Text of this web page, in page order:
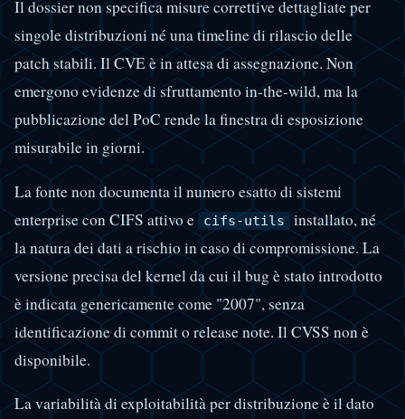
Il dossier non specifica misure correttive dettagliate per
singole distribuzioni né una timeline di rilascio delle
patch stabili. Il CVE è in attesa di assegnazione. Non
emergono evidenze di sfruttamento in-the-wild, ma la
pubblicazione del PoC rende la finestra di esposizione
misurabile in giorni.
La fonte non documenta il numero esatto di sistemi
enterprise con CIFS attivo e cifs-utils installato, né
la natura dei dati a rischio in caso di compromissione. La
versione precisa del kernel da cui il bug è stato introdotto
è indicata genericamente come "2007", senza
identificazione di commit o release note. Il CVSS non è
disponibile.
La variabilità di exploitabilità per distribuzione è il dato